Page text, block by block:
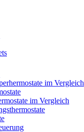
im Vergleich
im Vergleich